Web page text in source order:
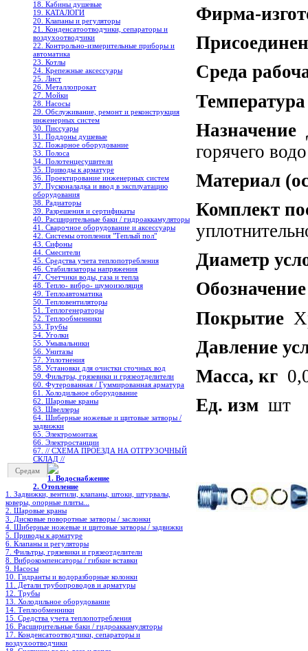
18. Кабины душевые
19. КАТАЛОГИ
20. Клапаны и регуляторы
21. Конденсатоотводчики, сепараторы и
воздухоотводчики
22. Контрольно-измерительные приборы и
автоматика
23. Котлы
24. Крепежные аксессуары
25. Лист
26. Металлопрокат
27. Мойки
28. Насосы
29. Обслуживание, ремонт и реконструкция
инженерных систем
30. Писсуары
31. Поддоны душевые
32. Пожарное оборудование
33. Полоса
34. Полотенцесушители
35. Приводы к арматуре
36. Проектирование инженерных систем
37. Пусконаладка и ввод в эксплуатацию
оборудования
38. Радиаторы
39. Разрешения и сертификаты
40. Расширительные баки / гидроаккамуляторы
41. Сварочное оборудование и аксессуары
42. Системы отопления "Теплый пол"
43. Сифоны
44. Смесители
45. Средства учета теплопотребления
46. Стабилизаторы напряжения
47. Счетчики воды, газа и тепла
48. Тепло- вибро- шумоизоляция
49. Теплоавтоматика
50. Тепловентиляторы
51. Теплогенераторы
52. Теплообменники
53. Трубы
54. Уголки
55. Умывальники
56. Унитазы
57. Уплотнения
58. Установки для очистки сточных вод
59. Фильтры, грязевики и грязеотделители
60. Футерованная / Гуммированная арматура
61. Холодильное oборудование
62. Шаровые краны
63. Швеллеры
64. Шиберные ножевые и щитовые затворы /
задвижки
65. Электромонтаж
66. Электростанции
67. // СХЕМА ПРОЕЗДА НА ОТГРУЗОЧНЫЙ
СКЛАД //
Средам
1. Водоснабжение
2. Отопление
1. Задвижки, вентили, клапаны, штоки, штурвалы,
коверы, опорные плиты...
2. Шаровые краны
3. Дисковые поворотные затворы / заслонки
4. Шиберные ножевые и щитовые затворы / задвижки
5. Приводы к арматуре
6. Клапаны и регуляторы
7. Фильтры, грязевики и грязеотделители
8. Виброкомпенсаторы / гибкие вставки
9. Насосы
10. Гидранты и водоразборные колонки
11. Детали трубопроводов и арматуры
12. Трубы
13. Холодильное oборудование
14. Теплообменники
15. Средства учета теплопотребления
16. Расширительные баки / гидроаккамуляторы
17. Конденсатоотводчики, сепараторы и
воздухоотводчики
Фирма-
Среда
Назначение
горячего
Материал
Комплект
Диаметр
Обозначение
Покрытие
Давление
Масса, кг
Ед. изм шт